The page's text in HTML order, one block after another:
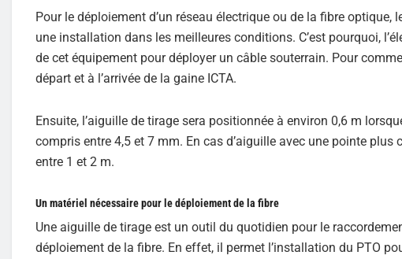
Pour le déploiement d’un réseau électrique ou de la fibre
une installation dans les meilleures conditions. C’est pourquoi,
de cet équipement pour déployer un câble souterrain. Pour
départ et à l’arrivée de la gaine ICTA.
Ensuite, l’aiguille de tirage sera positionnée à environ 0,6 m
compris entre 4,5 et 7 mm. En cas d’aiguille avec une pointe
entre 1 et 2 m.
Un matériel nécessaire pour le déploiement de la fibre
Une aiguille de tirage est un outil du quotidien pour le
déploiement de la fibre. En effet, il permet l’installation du PTO